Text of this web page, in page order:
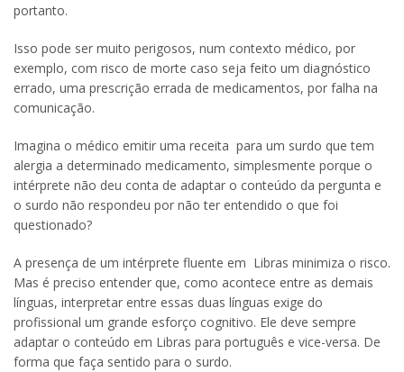
portanto.
Isso pode ser muito perigosos, num contexto médico, por
exemplo, com risco de morte caso seja feito um diagnóstico
errado, uma prescrição errada de medicamentos, por falha na
comunicação.
Imagina o médico emitir uma receita para um surdo que tem
alergia a determinado medicamento, simplesmente porque o
intérprete não deu conta de adaptar o conteúdo da pergunta e
o surdo não respondeu por não ter entendido o que foi
questionado?
A presença de um intérprete fluente em Libras minimiza o risco.
Mas é preciso entender que, como acontece entre as demais
línguas, interpretar entre essas duas línguas exige do
profissional um grande esforço cognitivo. Ele deve sempre
adaptar o conteúdo em Libras para português e vice-versa. De
forma que faça sentido para o surdo.